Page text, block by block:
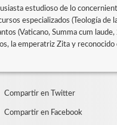
estudioso de lo
especializados (Teología de
(Vaticano, Summa cum
la emperatriz Zita y
Compartir en Twitter
Compartir en Facebook